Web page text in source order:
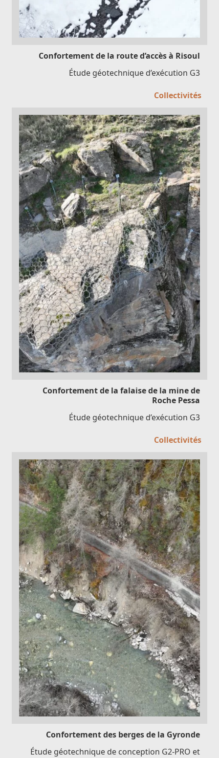
Confortement de la route d’accès à Risoul
Étude géotechnique d’exécution G3
Collectivités
Confortement de la falaise de la mine de
Roche Pessa
Étude géotechnique d’exécution G3
Collectivités
Confortement des berges de la Gyronde
Étude géotechnique de conception G2-PRO et